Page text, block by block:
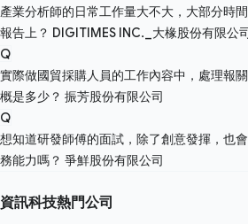
產業分析師的日常工作量大不大，大部分時
報告上？ DIGITIMES INC._大椽股份有限公
Q
實際做國貿採購人員的工作內容中，處理報
概是多少？ 振芳股份有限公司
Q
想知道研發師傅的面試，除了創意發揮，也
務能力嗎？ 爭鮮股份有限公司
資訊科技熱門公司